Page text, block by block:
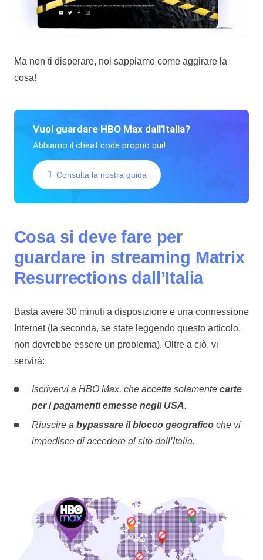
Ma non ti disperare, noi sappiamo come aggirare la
cosa!
Vuoi guardare HBO Max dall'Italia?
Abbiamo il cheat code proprio qui!
Consulta la nostra guida
Cosa si deve fare per
guardare in streaming Matrix
Resurrections dall’Italia
Basta avere 30 minuti a disposizione e una connessione
Internet (la seconda, se state leggendo questo articolo,
non dovrebbe essere un problema). Oltre a ciò, vi
servirà:
Iscrivervi a HBO Max, che accetta solamente carte
per i pagamenti emesse negli USA.
Riuscire a bypassare il blocco geograficoche vi
impedisce di accedere al sito dall’Italia.